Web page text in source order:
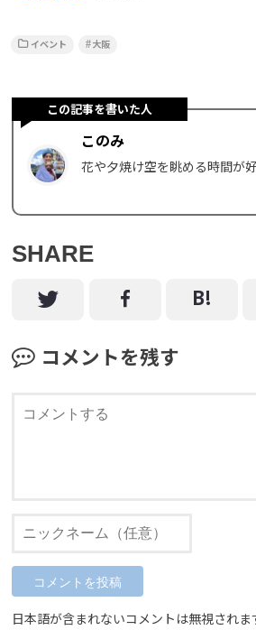
イベント 大阪
この記事を書いた人
このみ
花や夕焼け空を眺める時間が好
SHARE
コメントを残す
日本語が含まれないコメントは無視され